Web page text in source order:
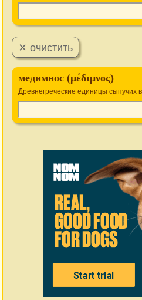
медимнос (μέδιμνος)
Древнегреческие единицы сыпучих